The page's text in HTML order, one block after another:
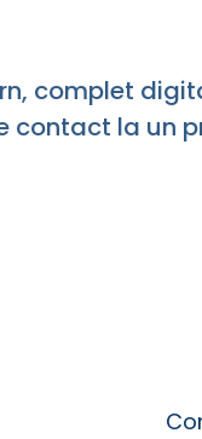
complet
contact la un